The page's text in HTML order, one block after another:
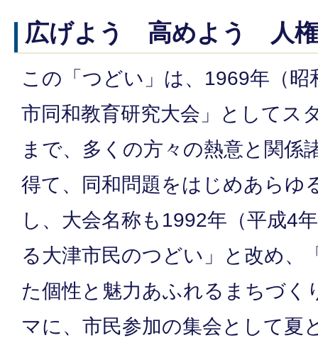
広げよう 高めよう 人権
この「つどい」は、1969年（昭
市同和教育研究大会」としてス
まで、多くの方々の熱意と関係
得て、同和問題をはじめあらゆ
し、大会名称も1992年（平成4
る大津市民のつどい」と改め、
た個性と魅力あふれるまちづく
マに、市民参加の集会として夏